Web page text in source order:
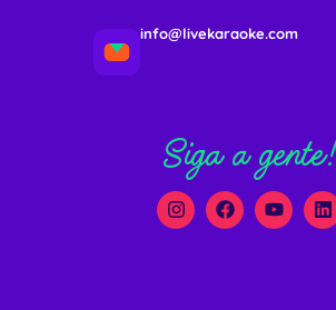
info@livekaraoke.com
Siga a gente!